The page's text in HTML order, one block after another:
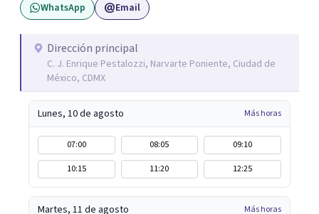
WhatsApp Email
Dirección principal
C. J. Enrique Pestalozzi, Narvarte Poniente, Ciudad de
México, CDMX
Lunes, 10 de agosto Más horas
07:00 08:05
09:10
10:15
11:20 12:25
Martes, 11 de agosto Más horas